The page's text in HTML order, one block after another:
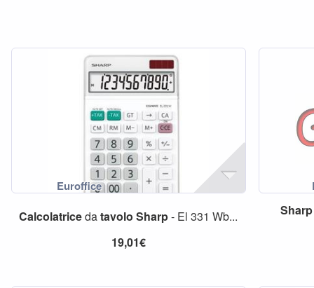
Calcolatricedatavolo Sharp- El 331 Wb...
19,01€
Sharp